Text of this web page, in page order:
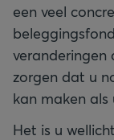
een veel
veranderingen
zorgen dat u
kan maken
Het is u